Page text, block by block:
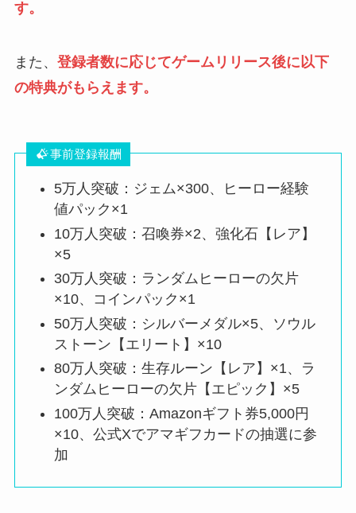
す。
また、 登録者数に応じてゲームリリース後に以下
の特典がもらえます。
事前登録報酬
5万人突破：ジェム×300、ヒーロー経験
値パック×1
10万人突破：召喚券×2、強化石【レア】
×5
30万人突破：ランダムヒーローの欠片
×10、コインパック×1
50万人突破：シルバーメダル×5、ソウル
ストーン【エリート】×10
80万人突破：生存ルーン【レア】×1、ラ
ンダムヒーローの欠片【エピック】×5
100万人突破：Amazonギフト券5,000円
×10、公式Xでアマギフカードの抽選に参
加